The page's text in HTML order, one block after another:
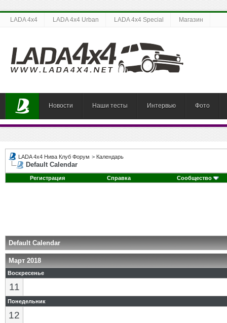
LADA 4x4 LADA 4x4 Urban LADA 4x4 Special Магазин
Новости Наши тесты Интервью Фото
LADA 4x4 Нива Клуб Форум > Календарь
Default Calendar
Регистрация Справка Сообщество
Default Calendar
Март 2018
Воскресенье
11
Понедельник
12